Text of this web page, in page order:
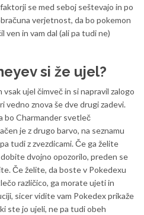
se med seboj seštevajo in po
verjetnost, da bo pokemon
ven in vam dal (ali pa tudi ne)
si že ujel?
vsak ujel čimveč in si napravil zalogo
vedno znova še dve drugi zadevi.
bo Charmander svetleč
je z drugo barvo, na seznamu
tudi z zvezdicami. Če ga želite
dvojno opozorilo, preden se
Če želite, da boste v Pokedexu
različico, ga morate ujeti in
sicer vidite vam Pokedex prikaže
ste jo ujeli, ne pa tudi obeh